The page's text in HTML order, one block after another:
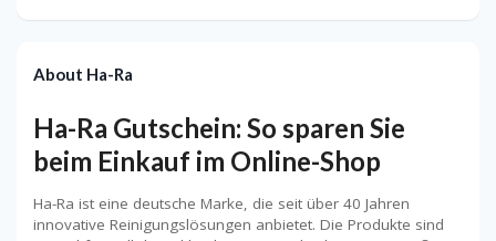
About Ha-Ra
Ha-Ra Gutschein: So sparen Sie
beim Einkauf im Online-Shop
Ha-Ra ist eine deutsche Marke, die seit über 40 Jahren
innovative Reinigungslösungen anbietet. Die Produkte sind